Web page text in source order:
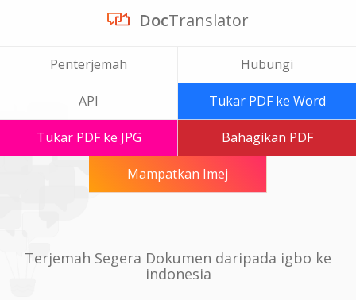
DocTranslator
Penterjemah Hubungi
API Tukar PDF ke Word
Tukar PDF ke JPG Bahagikan PDF
Mampatkan Imej
Terjemah Segera Dokumen daripada igbo ke
indonesia